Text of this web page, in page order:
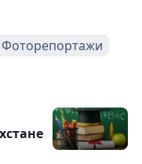
Фоторепортажи